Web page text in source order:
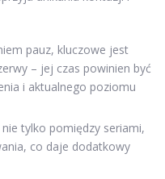
pauz, kluczowe jest
– jej czas powinien być
i aktualnego poziomu
tylko pomiędzy seriami,
co daje dodatkowy